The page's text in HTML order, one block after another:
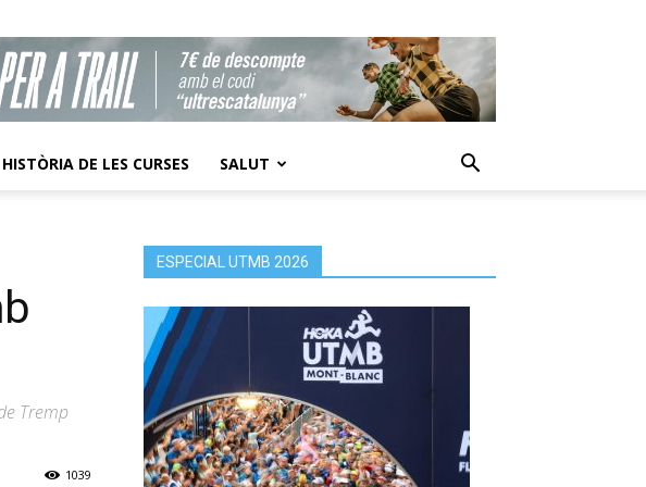
HISTÒRIA DE LES CURSES SALUT
Tremp
1039
ESPECIAL UTMB 2026